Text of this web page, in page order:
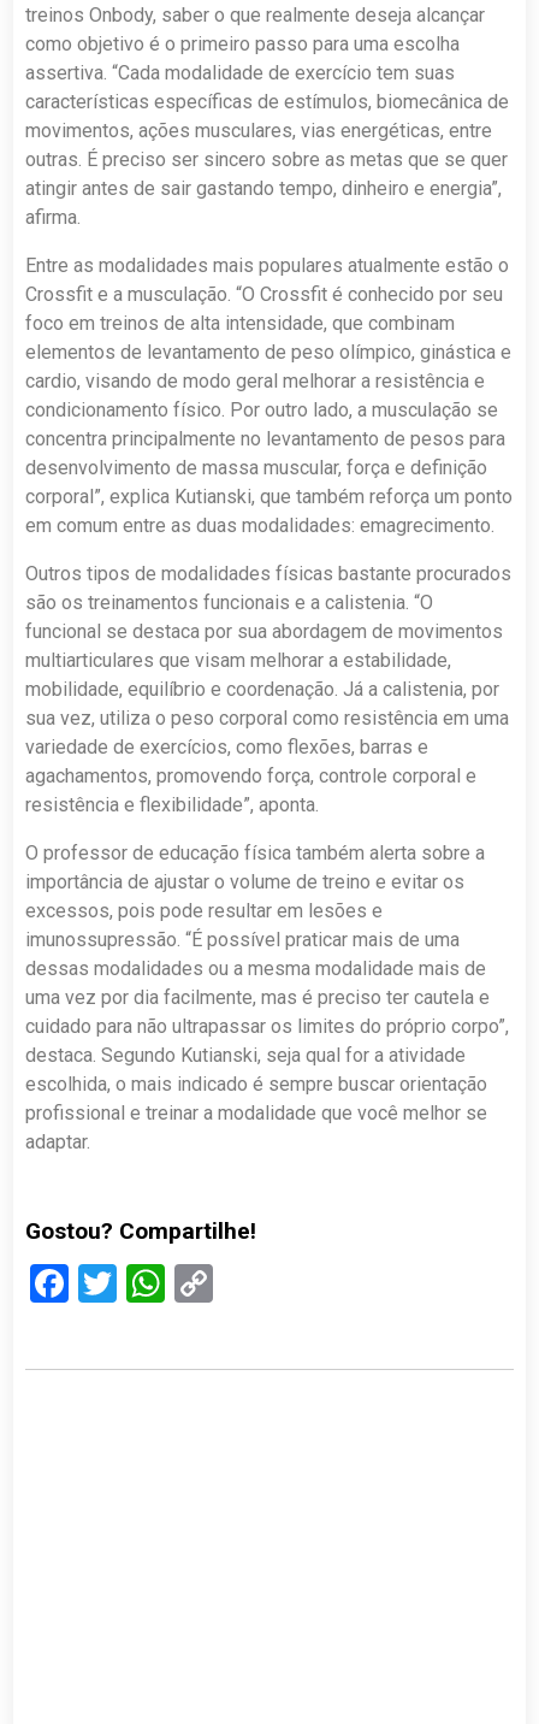
treinos Onbody, saber o que realmente deseja alcançar
como objetivo é o primeiro passo para uma escolha
assertiva. “Cada modalidade de exercício tem suas
características específicas de estímulos, biomecânica de
movimentos, ações musculares, vias energéticas, entre
outras. É preciso ser sincero sobre as metas que se quer
atingir antes de sair gastando tempo, dinheiro e energia”,
afirma.
Entre as modalidades mais populares atualmente estão o
Crossfit e a musculação. “O Crossfit é conhecido por seu
foco em treinos de alta intensidade, que combinam
elementos de levantamento de peso olímpico, ginástica e
cardio, visando de modo geral melhorar a resistência e
condicionamento físico. Por outro lado, a musculação se
concentra principalmente no levantamento de pesos para
desenvolvimento de massa muscular, força e definição
corporal”, explica Kutianski, que também reforça um ponto
em comum entre as duas modalidades: emagrecimento.
Outros tipos de modalidades físicas bastante procurados
são os treinamentos funcionais e a calistenia. “O
funcional se destaca por sua abordagem de movimentos
multiarticulares que visam melhorar a estabilidade,
mobilidade, equilíbrio e coordenação. Já a calistenia, por
sua vez, utiliza o peso corporal como resistência em uma
variedade de exercícios, como flexões, barras e
agachamentos, promovendo força, controle corporal e
resistência e flexibilidade”, aponta.
O professor de educação física também alerta sobre a
importância de ajustar o volume de treino e evitar os
excessos, pois pode resultar em lesões e
imunossupressão. “É possível praticar mais de uma
dessas modalidades ou a mesma modalidade mais de
uma vez por dia facilmente, mas é preciso ter cautela e
cuidado para não ultrapassar os limites do próprio corpo”,
destaca. Segundo Kutianski, seja qual for a atividade
escolhida, o mais indicado é sempre buscar orientação
profissional e treinar a modalidade que você melhor se
adaptar.
Gostou? Compartilhe!
Facebook
TwitterWhatsApp